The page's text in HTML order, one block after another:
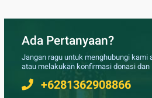
Ada Pertanyaan?
Jangan ragu untuk menghubungi kami
atau melakukan konfirmasi donasi dan
+6281362908866